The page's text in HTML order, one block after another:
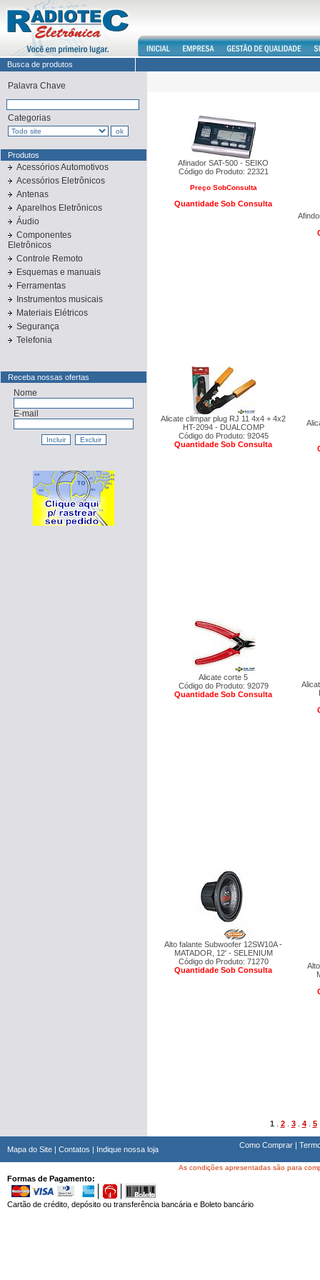
Busca de produtos
Palavra Chave
Categorias
Produtos
Acessórios Automotivos
Acessórios Eletrônicos
Antenas
Aparelhos Eletrônicos
Áudio
Componentes
Eletrônicos
Controle Remoto
Esquemas e manuais
Ferramentas
Instrumentos musicais
Materiais Elétricos
Segurança
Telefonia
Receba nossas ofertas
Nome
E-mail
Afinador SAT-500 - SEIKO
Código do Produto: 22321
Preço SobConsulta
Quantidade Sob Consulta
Alicate climpar plug RJ 11 4x4 + 4x2
HT-2094 - DUALCOMP
Código do Produto: 92045
Quantidade Sob Consulta
Alicate corte 5
Código do Produto: 92079
Quantidade Sob Consulta
Alto falante Subwoofer 12SW10A -
MATADOR, 12' - SELENIUM
Código do Produto: 71270
Quantidade Sob Consulta
1 2. 3. 4. 5
Mapa do Site | Contatos | Indique nossa loja Como Comprar |
As condições apresentadas são para
Formas de Pagamento:
Cartão de crédito, depósito ou transferência bancária e Boleto bancário